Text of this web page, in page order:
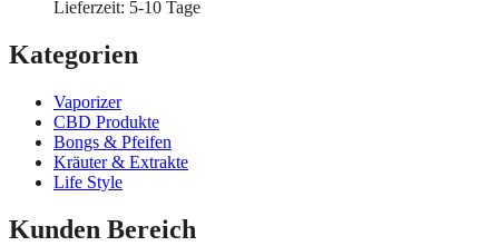
Lieferzeit: 5-10 Tage
Kategorien
Vaporizer
CBD Produkte
Bongs & Pfeifen
Kräuter & Extrakte
Life Style
Kunden Bereich